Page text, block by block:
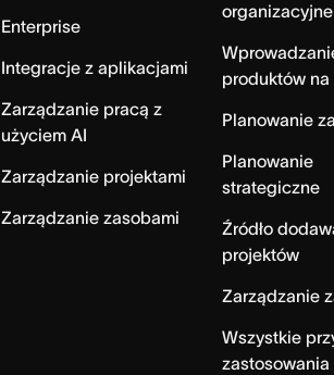
Enterprise
Integracje z aplikacjami
Zarządzanie pracą z
użyciem AI
Zarządzanie projektami
Zarządzanie zasobami
organizacyjne
produktów na
Planowanie
Planowanie
strategiczne
Źródło
projektów
Zarządzanie
Wszystkie
zastosowania